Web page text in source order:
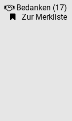
Bedanken (17)
Zur Merkliste